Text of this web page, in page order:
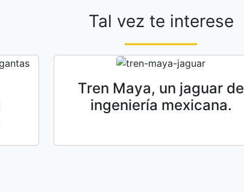
Tal vez te interese
Tren Maya, un jaguar de
ingeniería mexicana.